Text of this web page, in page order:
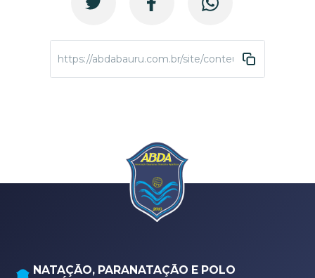
https://abdabauru.com.br/site/conteudo/3541-
NATAÇÃO, PARANATAÇÃO E POLO